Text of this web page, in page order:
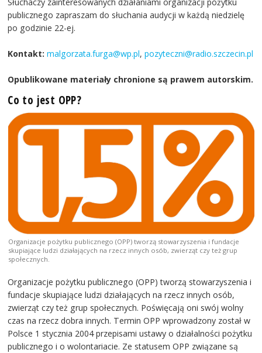
publicznego zapraszam do słuchania audycji w każdą niedzielę
po godzinie 22-ej.
Kontakt: malgorzata.furga@wp.pl,pozyteczni@radio.szczecin.pl
Opublikowane materiały chronione są prawem autorskim.
Co to jest OPP?
Organizacje pożytku publicznego (OPP) tworzą stowarzyszenia i fundacje
skupiające ludzi działających na rzecz innych osób, zwierząt czy też grup
społecznych.
Organizacje pożytku publicznego (OPP) tworzą stowarzyszenia i
fundacje skupiające ludzi działających na rzecz innych osób,
zwierząt czy też grup społecznych. Poświęcają oni swój wolny
czas na rzecz dobra innych. Termin OPP wprowadzony został w
Polsce 1 stycznia 2004 przepisami ustawy o działalności pożytku
publicznego i o wolontariacie. Ze statusem OPP związane są